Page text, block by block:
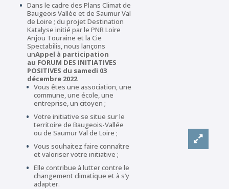
Dans le cadre des Plans Climat de
Baugeois Vallée et de Saumur Val
de Loire ; du projet Destination
Katalyse initié par le PNR Loire
Anjou Touraine et la Cie
Spectabilis, nous lançons
unAppel à participation
au FORUM DES INITIATIVES
POSITIVES du samedi 03
décembre 2022
Vous êtes une association, une
commune, une école, une
entreprise, un citoyen ;
Votre initiative se situe sur le
territoire de Baugeois-Vallée
ou de Saumur Val de Loire ;
Vous souhaitez faire connaître
et valoriser votre initiative ;
Elle contribue à lutter contre le
changement climatique et à s’y
adapter.